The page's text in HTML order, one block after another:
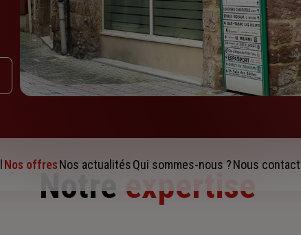
Nos offresNos actualitésQui sommes-nous ?Nous
Notre expertise